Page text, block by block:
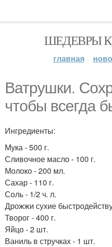
ШЕДЕВРЫ
главная
Ватрушки.
чтобы всегда
Ингредиенты:
Мука - 500 г.
Сливочное масло - 100 г.
Молоко - 200 мл.
Сахар - 110 г.
Соль - 1/2 ч. л.
Дрожжи сухие
Творог - 400 г.
Яйцо - 2 шт.
Ваниль в стручках - 1 шт.